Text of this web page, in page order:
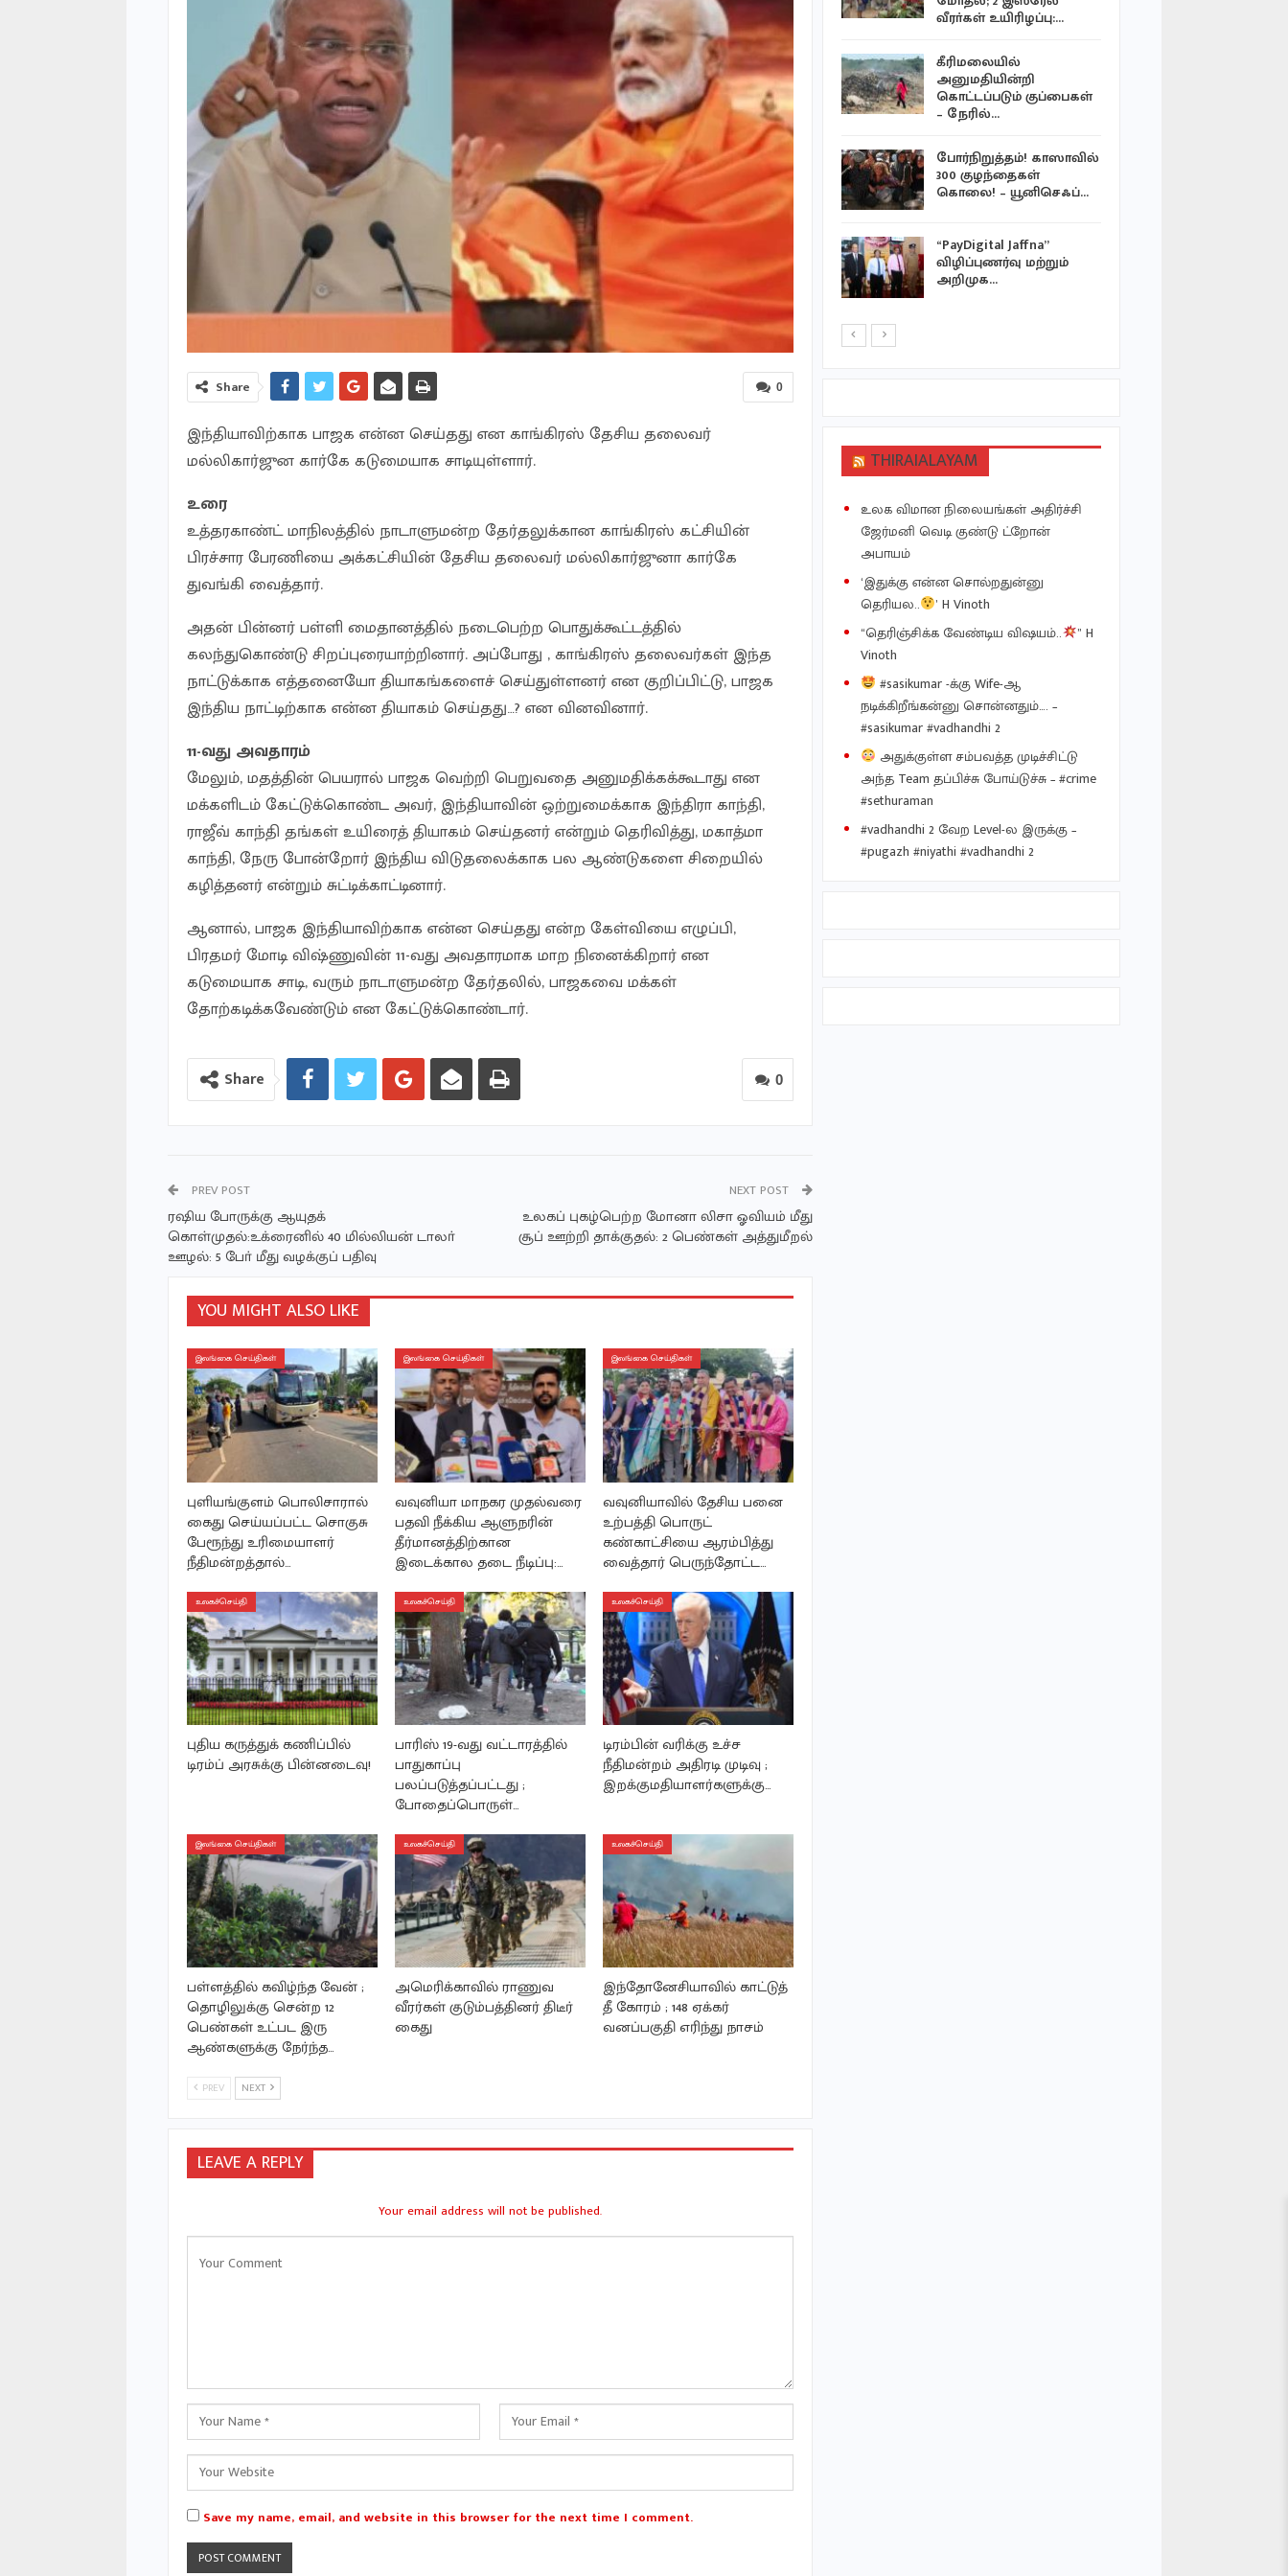
0
Share
இந்தியாவிற்காக பாஜக என்ன செய்தது என காங்கிரஸ் தேசிய தலைவர்
மல்லிகார்ஜுன கார்கே கடுமையாக சாடியுள்ளார்.
உரை
உத்தரகாண்ட் மாநிலத்தில் நாடாளுமன்ற தேர்தலுக்கான காங்கிரஸ் கட்சியின்
பிரச்சார பேரணியை அக்கட்சியின் தேசிய தலைவர் மல்லிகார்ஜுனா கார்கே
துவங்கி வைத்தார்.
அதன் பின்னர் பள்ளி மைதானத்தில் நடைபெற்ற பொதுக்கூட்டத்தில்
கலந்துகொண்டு சிறப்புரையாற்றினார். அப்போது , காங்கிரஸ் தலைவர்கள் இந்த
நாட்டுக்காக எத்தனையோ தியாகங்களைச் செய்துள்ளனர் என குறிப்பிட்டு, பாஜக
இந்திய நாட்டிற்காக என்ன தியாகம் செய்தது…? என வினவினார்.
11-வது அவதாரம்
மேலும், மதத்தின் பெயரால் பாஜக வெற்றி பெறுவதை அனுமதிக்கக்கூடாது என
மக்களிடம் கேட்டுக்கொண்ட அவர், இந்தியாவின் ஒற்றுமைக்காக இந்திரா காந்தி,
ராஜீவ் காந்தி தங்கள் உயிரைத் தியாகம் செய்தனர் என்றும் தெரிவித்து, மகாத்மா
காந்தி, நேரு போன்றோர் இந்திய விடுதலைக்காக பல ஆண்டுகளை சிறையில்
கழித்தனர் என்றும் சுட்டிக்காட்டினார்.
ஆனால், பாஜக இந்தியாவிற்காக என்ன செய்தது என்ற கேள்வியை எழுப்பி,
பிரதமர் மோடி விஷ்ணுவின் 11-வது அவதாரமாக மாற நினைக்கிறார் என
கடுமையாக சாடி, வரும் நாடாளுமன்ற தேர்தலில், பாஜகவை மக்கள்
தோற்கடிக்கவேண்டும் என கேட்டுக்கொண்டார்.
0
Share
PREV POST
ரஷிய போருக்கு ஆயுதக்
கொள்முதல்:உக்ரைனில் 40 மில்லியன் டாலா்
ஊழல்: 5 போ் மீது வழக்குப் பதிவு
NEXT POST
உலகப் புகழ்பெற்ற மோனா லிசா ஓவியம் மீது
சூப் ஊற்றி தாக்குதல்: 2 பெண்கள் அத்துமீறல்
YOU MIGHT ALSO LIKE
இலங்கை செய்திகள்
புளியங்குளம் பொலிசாரால்
கைது செய்யப்பட்ட சொகுசு
பேரூந்து உரிமையாளர்
நீதிமன்றத்தால்…
இலங்கை செய்திகள்
வவுனியா மாநகர முதல்வரை
பதவி நீக்கிய ஆளுநரின்
தீர்மானத்திற்கான
இடைக்கால தடை நீடிப்பு:…
இலங்கை செய்திகள்
வவுனியாவில் தேசிய பனை
உற்பத்தி பொருட்
கண்காட்சியை ஆரம்பித்து
வைத்தார் பெருந்தோட்ட…
உலகச்செய்தி
புதிய கருத்துக் கணிப்பில்
டிரம்ப் அரசுக்கு பின்னடைவு!
உலகச்செய்தி
பாரிஸ் 19-வது வட்டாரத்தில்
பாதுகாப்பு
பலப்படுத்தப்பட்டது ;
போதைப்பொருள்…
உலகச்செய்தி
டிரம்பின் வரிக்கு உச்ச
நீதிமன்றம் அதிரடி முடிவு ;
இறக்குமதியாளர்களுக்கு…
இலங்கை செய்திகள்
பள்ளத்தில் கவிழ்ந்த வேன் ;
தொழிலுக்கு சென்ற 12
பெண்கள் உட்பட இரு
ஆண்களுக்கு நேர்ந்த…
உலகச்செய்தி
அமெரிக்காவில் ராணுவ
வீரர்கள் குடும்பத்தினர் திடீர்
கைது
உலகச்செய்தி
இந்தோனேசியாவில் காட்டுத்
தீ கோரம் ; 148 ஏக்கர்
வனப்பகுதி எரிந்து நாசம்
PREV NEXT
LEAVE A REPLY
Your email address will not be published.
Save my name, email, and website in this browser for the next time I comment.
கொடிச்சீலை
வடிவமைப்பாளர்களிடம்…
‘ஐஸ்’ போதைப்பொருள்
நுகர்ந்த டிப்பர் சாரதி
கைது-…
திராய்க்கேணிப்
படுகொலையின் 36 ஆம்
ஆண்டு நினைவேந்தல்…
அரச குடும்பத்தில் முதல்
முறை: டென்மார்க்
இளவரசி ராணுவ
பயிற்சியில்…
வீரா்கள் உயிரிழப்பு:…
கீரிமலையில்
அனுமதியின்றி
கொட்டப்படும் குப்பைகள்
– நேரில்…
போர்நிறுத்தம்! காஸாவில்
300 குழந்தைகள்
கொலை! – யூனிசெஃப்…
“PayDigital Jaffna”
விழிப்புணர்வு மற்றும்
அறிமுக…
THIRAIALAYAM
உலக விமான நிலையங்கள் அதிர்ச்சி
ஜேர்மனி வெடி குண்டு ட்றோன்
அபாயம்
‘இதுக்கு என்ன சொல்றதுன்னு
தெரியல..
’ H Vinoth
“தெரிஞ்சிக்க வேண்டிய விஷயம்..
” H
Vinoth
#sasikumar -க்கு Wife-ஆ
நடிக்கிறீங்கன்னு சொன்னதும்…. –
#sasikumar #vadhandhi 2
அதுக்குள்ள சம்பவத்த முடிச்சிட்டு
அந்த Team தப்பிச்சு போய்டுச்சு – #crime
#sethuraman
#vadhandhi 2 வேற Level-ல இருக்கு –
#pugazh #niyathi #vadhandhi 2